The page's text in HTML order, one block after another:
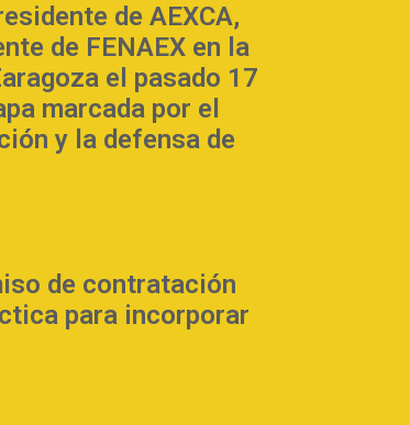
de AEXCA,
de FENAEX en la
el pasado 17
marcada por el
y la defensa de
de contratación
para incorporar